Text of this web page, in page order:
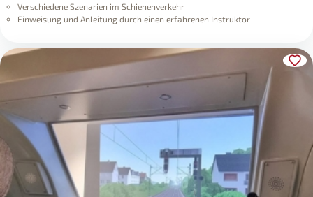
Verschiedene Szenarien im Schienenverkehr
Einweisung und Anleitung durch einen erfahrenen Instruktor